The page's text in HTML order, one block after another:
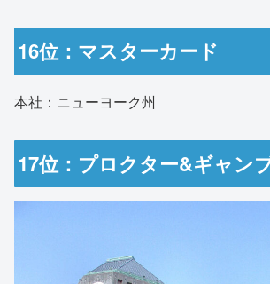
16位：マスターカード
本社：ニューヨーク州
17位：プロクター&ギャン